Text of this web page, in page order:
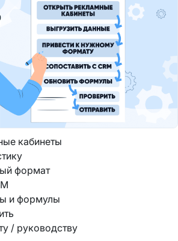
кабинеты
формат
и формулы
/ руководству